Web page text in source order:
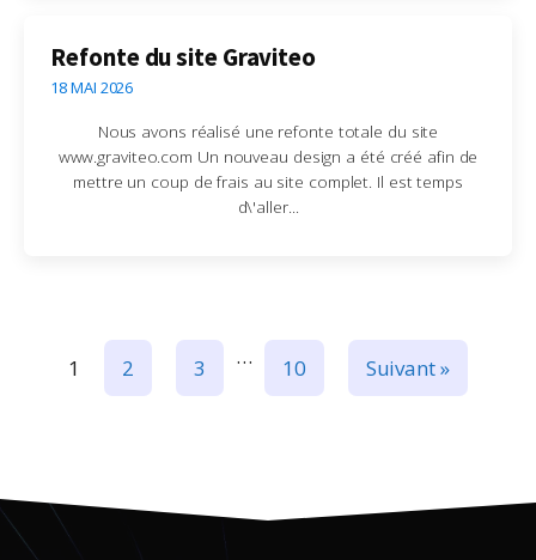
Refonte du site Graviteo
18 MAI 2026
Nous avons réalisé une refonte totale du site
www.graviteo.com Un nouveau design a été créé afin de
mettre un coup de frais au site complet. Il est temps
d\'aller...
1 2 3 … 10 Suivant »